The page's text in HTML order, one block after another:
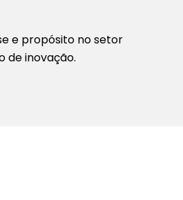
e propósito no setor
de inovação.